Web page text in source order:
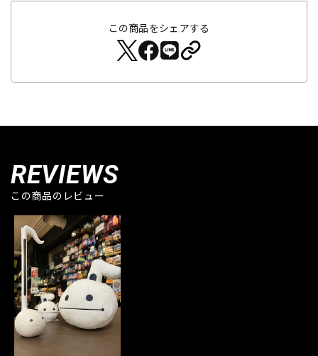
この商品をシェアする
REVIEWS
この商品のレビュー